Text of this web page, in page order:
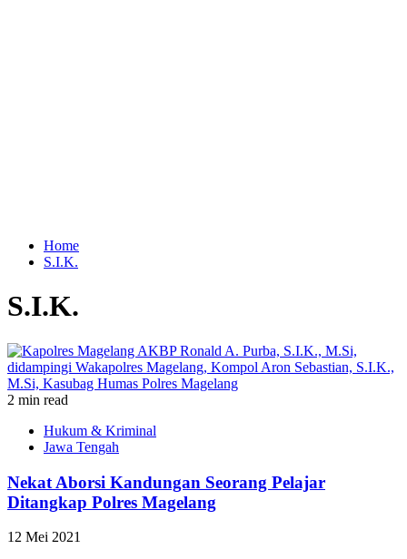
Home
S.I.K.
S.I.K.
2 min read
Hukum & Kriminal
Jawa Tengah
Nekat Aborsi Kandungan Seorang Pelajar
Ditangkap Polres Magelang
12 Mei 2021